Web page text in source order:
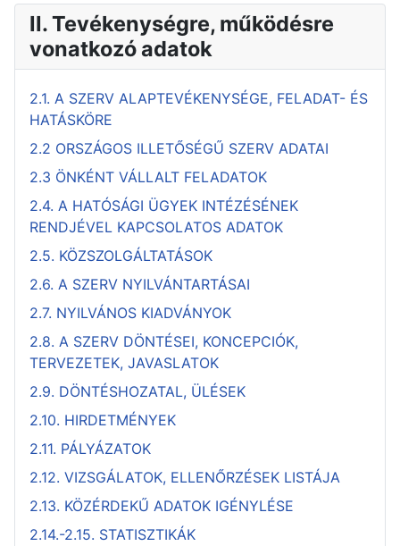
II. Tevékenységre, működésre
vonatkozó adatok
2.1. A SZERV ALAPTEVÉKENYSÉGE, FELADAT- ÉS
HATÁSKÖRE
2.2 ORSZÁGOS ILLETŐSÉGŰ SZERV ADATAI
2.3 ÖNKÉNT VÁLLALT FELADATOK
2.4. A HATÓSÁGI ÜGYEK INTÉZÉSÉNEK
RENDJÉVEL KAPCSOLATOS ADATOK
2.5. KÖZSZOLGÁLTATÁSOK
2.6. A SZERV NYILVÁNTARTÁSAI
2.7. NYILVÁNOS KIADVÁNYOK
2.8. A SZERV DÖNTÉSEI, KONCEPCIÓK,
TERVEZETEK, JAVASLATOK
2.9. DÖNTÉSHOZATAL, ÜLÉSEK
2.10. HIRDETMÉNYEK
2.11. PÁLYÁZATOK
2.12. VIZSGÁLATOK, ELLENŐRZÉSEK LISTÁJA
2.13. KÖZÉRDEKŰ ADATOK IGÉNYLÉSE
2.14.-2.15. STATISZTIKÁK